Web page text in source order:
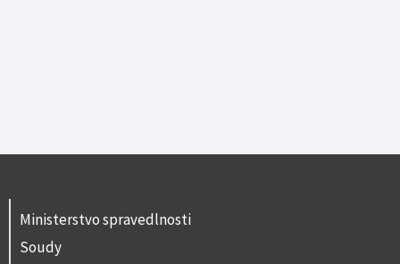
Ministerstvo spravedlnosti
Soudy